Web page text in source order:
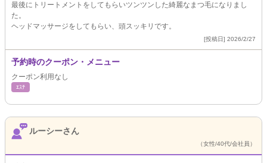
最後にトリートメントをしてもらいツンツンした綺麗なまつ毛になりまし
た。
ヘッドマッサージをしてもらい、頭スッキリです。
[投稿日] 2026/2/27
予約時のクーポン・メニュー
クーポン利用なし
ｴｽﾃ
ルーシーさん
（女性/40代/会社員）